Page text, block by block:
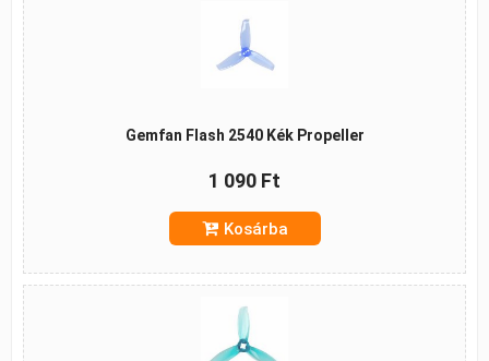
Gemfan Flash 2540 Kék Propeller
1 090 Ft
Kosárba